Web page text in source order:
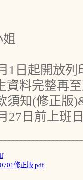
1日起開放列
資料完整再
須知(修正版
27日前上班
修正版.pdf